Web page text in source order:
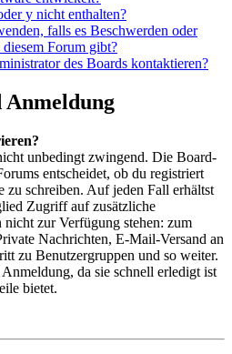
y nicht enthalten?
falls es Beschwerden oder
Forum gibt?
des Boards kontaktieren?
unbedingt zwingend. Die Board-
entscheidet, ob du registriert
zu schreiben. Auf jeden Fall erhältst
Zugriff auf zusätzliche
zur Verfügung stehen: zum
Nachrichten, E-Mail-Versand an
zu Benutzergruppen und so weiter.
da sie schnell erledigt ist
bietet.